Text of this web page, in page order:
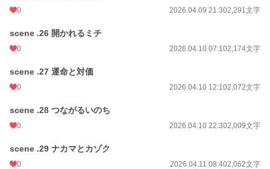
0 2026.04.09 21:302,291文字
scene .26 開かれるミチ
0 2026.04.10 07:102,174文字
scene .27 運命と対価
0 2026.04.10 12:102,072文字
scene .28 つながるいのち
0 2026.04.10 22:302,009文字
scene .29 ナカマとカゾク
0 2026.04.11 08:402,062文字